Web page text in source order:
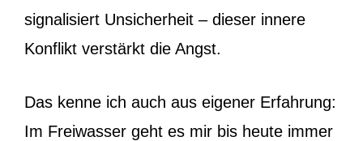
signalisiert Unsicherheit – dieser innere
Konflikt verstärkt die Angst.
Das kenne ich auch aus eigener Erfahrung:
Im Freiwasser geht es mir bis heute immer